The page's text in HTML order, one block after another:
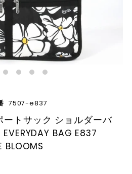
7507-e837
トサック ショルダーバ
BAG E837
BLOOMS